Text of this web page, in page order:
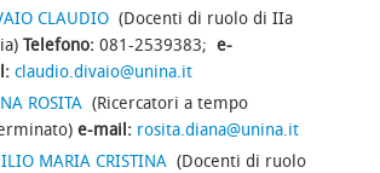
CLAUDIO (Docenti di ruolo di IIa
Telefono: 081-2539383; e-
claudio.divaio@unina.it
ROSITA (Ricercatori a tempo
e-mail: rosita.diana@unina.it
MARIA CRISTINA (Docenti di ruolo